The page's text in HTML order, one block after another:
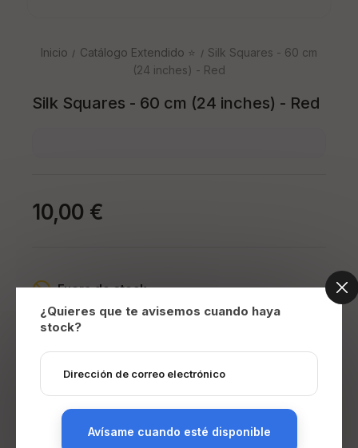
Inicio Catálogo Extendido ⭐
Silk Squares - 60 cm
(24 inches) - Red
Silk Squares - 60 cm (24 inches) - Red
10,00 €
Fuera de stock
(sin mínimo)
3,59€ si no se cumple ninguna condición
¿Quieres que te avisemos cuando haya
stock?
Avísame cuando esté disponible